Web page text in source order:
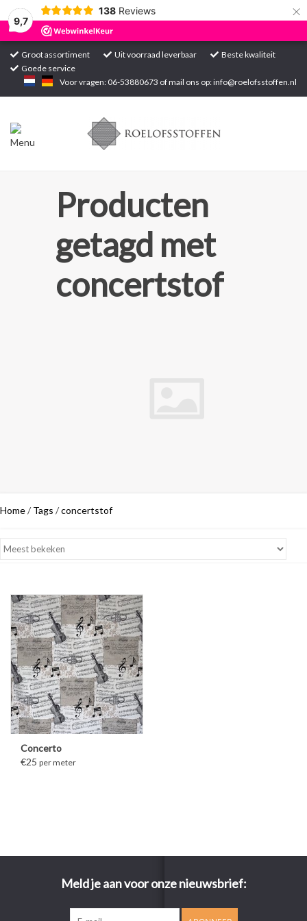
9,7
138 Reviews ×
Groot assortiment Uit voorraad leverbaar
Beste kwaliteit
Goede service
Voor vragen: 06-53880673 of mail ons op:info@roelofsstoffen.nl
Home
Producten
getagd met
concertstof
Home/ Tags /concertstof
Concerto
€25 per meter
Meld je aan voor onze nieuwsbrief: